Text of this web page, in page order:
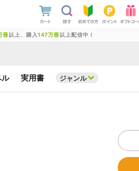
冊以上、購入 147万冊以上配信中！
実用書 ジャンル